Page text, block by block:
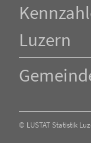
Luzern
© LUSTAT Statistik